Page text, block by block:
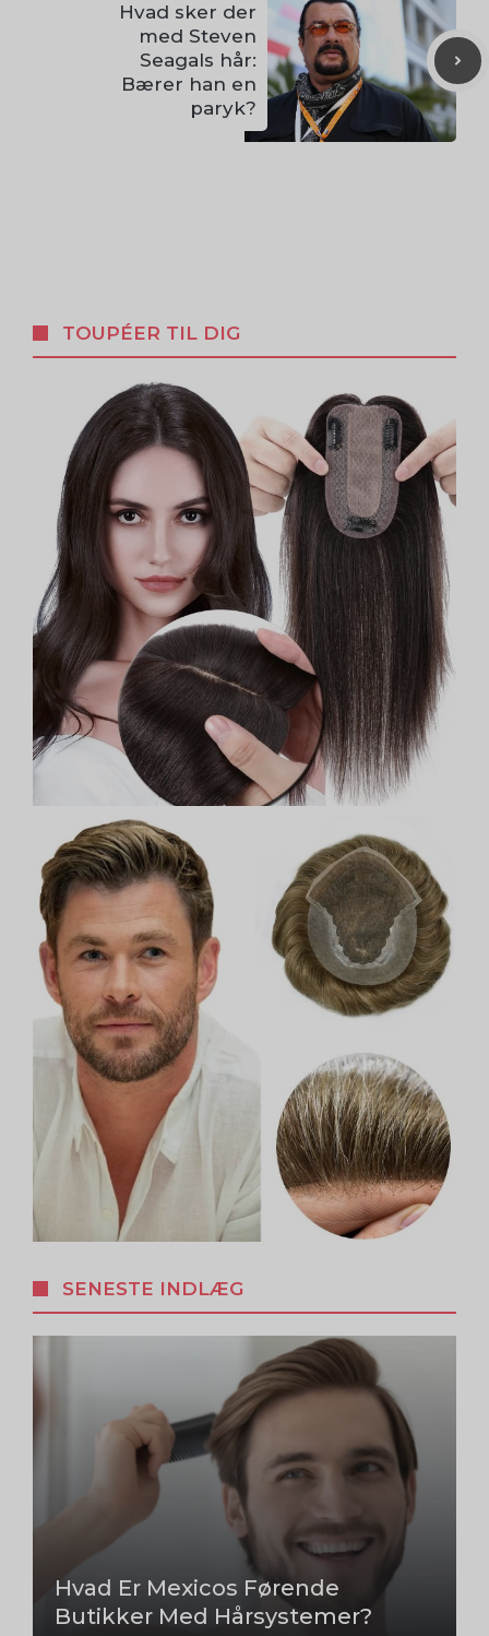
Hvad sker der
med Steven
Seagals hår:
Bærer han en
paryk?
TOUPÉER TIL DIG
SENESTE INDLÆG
Hvad Er Mexicos Førende
Butikker Med Hårsystemer?